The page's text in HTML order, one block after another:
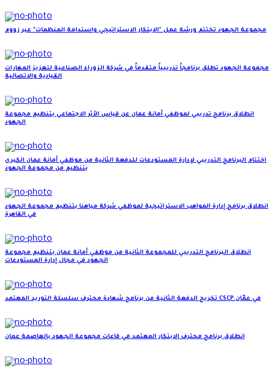
مجموعة الجهود تختتم ورشة عمل "الابتكار الاستراتيجي واستدامة المنظمات" عبر زووم
مجموعة الجهود تطلق برنامجاً تدريبياً متقدماً في شركة الزوراء الصناعية لتعزيز المهارات
القيادية والاتصالية
انطلاق برنامج تدريبي لموظفي أمانة عمان عن قياس الأثر الاجتماعي بتنظيم مجموعة
الجهود
اختتام البرنامج التدريبي لإدارة المستودعات للدفعة الثانية من موظفي أمانة عمان الكبرى
بتنظيم من مجموعة الجهود
انطلاق برنامج إدارة المواهب الاستراتيجية لموظفي شركة مياهنا بتنظيم مجموعة الجهود
في القاهرة
انطلاق البرنامج التدريبي للمجموعة الثانية من موظفي أمانة عمان بتنظيم مجموعة
الجهود في مجال إدارة المستودعات
تخريج الدفعة الثانية من برنامج شهادة محترف سلسلة التوريد المعتمد CSCP في عمّان
انطلاق برنامج محترف الابتكار المعتمد في قاعات مجموعة الجهود بالعاصمة عمان